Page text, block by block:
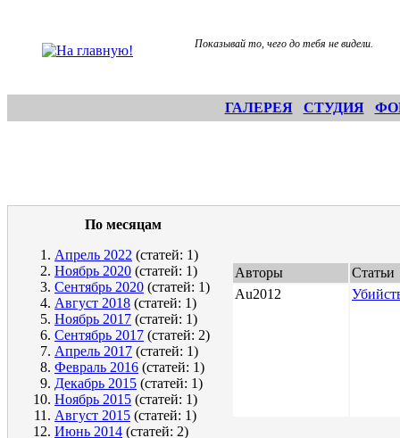
Показывай то, чего до тебя не видели.
ГАЛЕРЕЯ СТУДИЯ
По месяцам
Апрель 2022 (статей: 1)
Ноябрь 2020 (статей: 1)
Сентябрь 2020 (статей: 1)
Август 2018 (статей: 1)
Ноябрь 2017 (статей: 1)
Сентябрь 2017 (статей: 2)
Апрель 2017 (статей: 1)
Февраль 2016 (статей: 1)
Декабрь 2015 (статей: 1)
Ноябрь 2015 (статей: 1)
Август 2015 (статей: 1)
Июнь 2014 (статей: 2)
Авторы
Статьи
Au2012